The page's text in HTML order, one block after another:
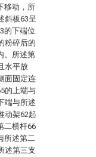
移动，所
斜板63呈
的下端位
粉碎后的
。所述第
水平放
面固定连
的上端与
端与所述
动架62起
二横杆66
所述第二
述第三支